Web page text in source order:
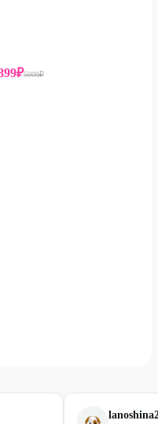
₽5000₽